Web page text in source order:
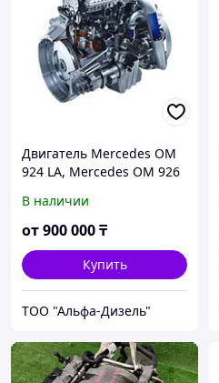
Двигатель Mercedes OM
924 LA, Mercedes OM 926
Mercedes OM 457 LA,
Mercedes OM 501 LA
В наличии
от900 000₸
Купить
ТОО "Альфа-Дизель"